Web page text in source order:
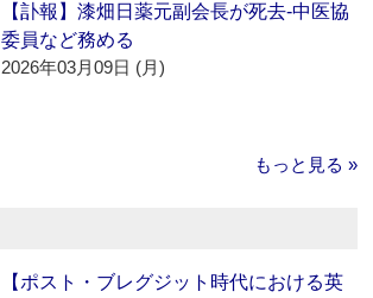
【訃報】漆畑日薬元副会長が死去‐中医協
委員など務める
2026年03月09日 (月)
もっと見る »
【ポスト・ブレグジット時代における英